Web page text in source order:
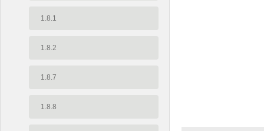
1.8.1
1.8.2
1.8.7
1.8.8